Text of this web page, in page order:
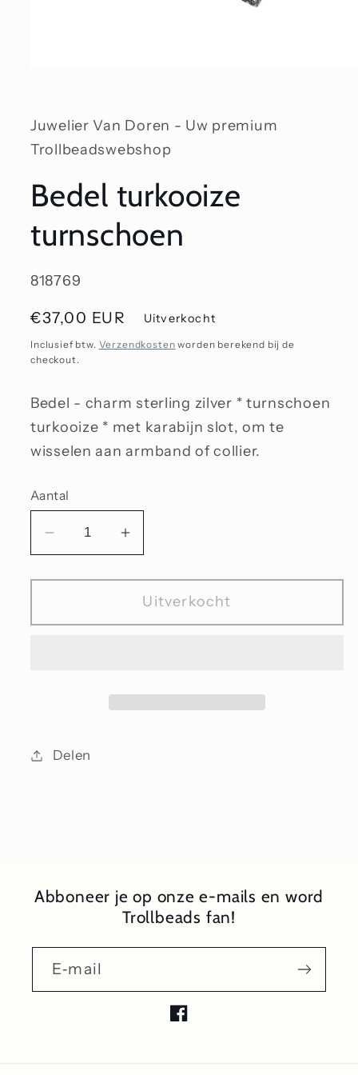
modaal
Juwelier Van Doren - Uw premium
Trollbeadswebshop
Bedel turkooize
turnschoen
SKU:
818769
Normale
prijs
€37,00 EUR Uitverkocht
Inclusief btw. Verzendkosten worden berekend bij de
checkout.
Bedel - charm sterling zilver * turnschoen
turkooize * met karabijn slot, om te
wisselen aan armband of collier.
Aantal
Aantal
voor
turkooize
Aantal
voor
Bedel
turkooize
Uitverkocht
Delen
Abboneer je op onze e-mails en word
Trollbeads fan!
E‑mail
Facebook